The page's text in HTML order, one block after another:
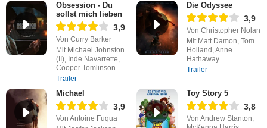
Obsession - Du
sollst mich lieben
3,9
Von Curry Barker
Mit Michael Johnston
(II), Inde Navarrette,
Cooper Tomlinson
Trailer
Die Odyssee
3,9
Von Christopher Nolan
Mit Matt Damon, Tom
Holland, Anne
Hathaway
Trailer
Michael
3,9
Von Antoine Fuqua
Toy Story 5
3,8
Von Andrew Stanton,